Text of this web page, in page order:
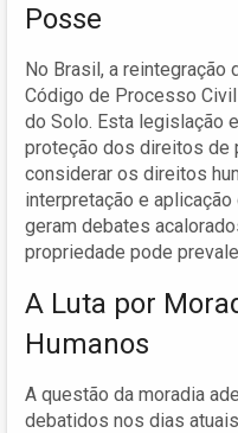
Posse
No Brasil, a reintegração
Código de Processo
do Solo. Esta legislação
proteção dos direitos de
considerar os direitos
interpretação e
geram debates
propriedade pode
A Luta por
Humanos
A questão da moradia
debatidos nos dias